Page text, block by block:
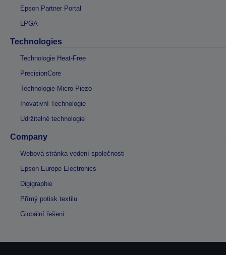
Epson Partner Portal
LPGA
Technologies
Technologie Heat-Free
PrecisionCore
Technologie Micro Piezo
Inovativní Technologie
Udržitelné technologie
Company
Webová stránka vedení společnosti
Epson Europe Electronics
Digigraphie
Přímý potisk textilu
Globální řešení